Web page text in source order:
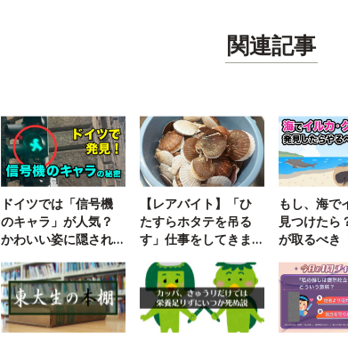
関連記事
ドイツでは「信号機
のキャラ」が人気？
かわいい姿に隠され
【レアバイト】「ひ
たすらホタテを吊る
す」仕事をしてきま
もし、海で
見つけたら
が取るべき